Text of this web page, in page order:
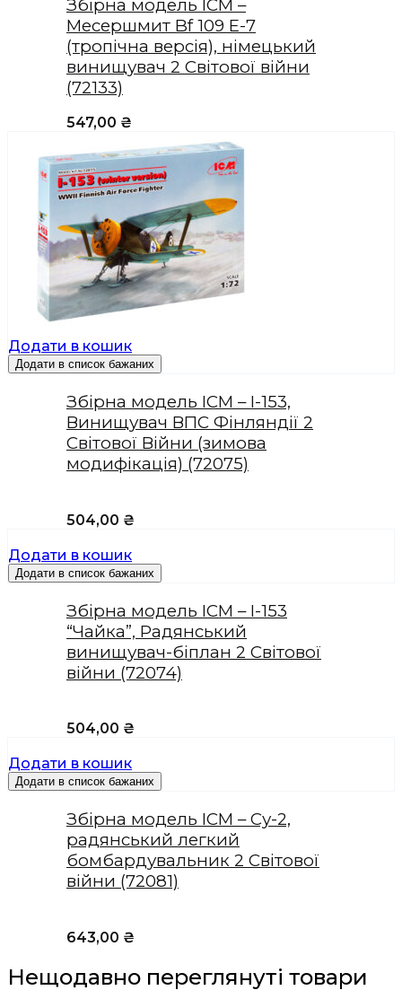
Збірна модель ICM –
Месершмит Bf 109 E-7
(тропічна версія), німецький
винищувач 2 Світової війни
(72133)
547,00 ₴
Додати в кошик
Додати в список бажаних
Збірна модель ICM – І-153,
Винищувач ВПС Фінляндії 2
Світової Війни (зимова
модифікація) (72075)
504,00 ₴
Додати в кошик
Додати в список бажаних
Збірна модель ICM – I-153
“Чайка”, Радянський
винищувач-біплан 2 Світової
війни (72074)
504,00 ₴
Додати в кошик
Додати в список бажаних
Збірна модель ICM – Су-2,
радянський легкий
бомбардувальник 2 Світової
війни (72081)
643,00 ₴
Нещодавно переглянуті товари